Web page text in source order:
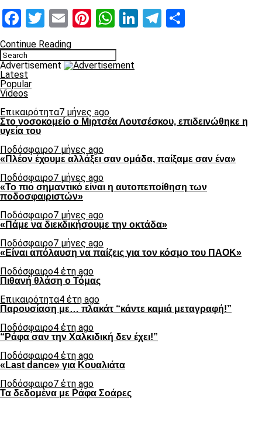
Facebook
Twitter
EmailPinterest
WhatsApp
LinkedIn
Telegram
Continue Reading
Advertisement
Latest
Popular
Videos
Επικαιρότητα7 μήνες ago
Στο νοσοκομείο ο Μιρτσέα Λουτσέσκου, επιδεινώθηκε η
υγεία του
Ποδόσφαιρο7 μήνες ago
«Πλέον έχουμε αλλάξει σαν ομάδα, παίξαμε σαν ένα»
Ποδόσφαιρο7 μήνες ago
«Το πιο σημαντικό είναι η αυτοπεποίθηση των
ποδοσφαιριστών»
Ποδόσφαιρο7 μήνες ago
«Πάμε να διεκδικήσουμε την οκτάδα»
Ποδόσφαιρο7 μήνες ago
«Είναι απόλαυση να παίζεις για τον κόσμο του ΠΑΟΚ»
Ποδόσφαιρο4 έτη ago
Πιθανή θλάση ο Τόμας
Επικαιρότητα4 έτη ago
Παρουσίαση με… πλακάτ “κάντε καμιά μεταγραφή!”
Ποδόσφαιρο4 έτη ago
“Ράφα σαν την Χαλκιδική δεν έχει!”
Ποδόσφαιρο4 έτη ago
«Last dance» για Κουαλιάτα
Ποδόσφαιρο7 έτη ago
Τα δεδομένα με Ράφα Σοάρες